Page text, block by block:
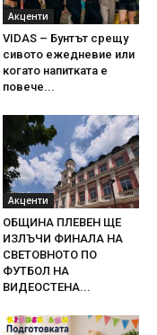
Акценти
VIDAS – Бунтът срещу
сивото ежедневие или
когато напитката е
повече...
Акценти
ОБЩИНА ПЛЕВЕН ЩЕ
ИЗЛЪЧИ ФИНАЛА НА
СВЕТОВНОТО ПО
ФУТБОЛ НА
ВИДЕОСТЕНА...